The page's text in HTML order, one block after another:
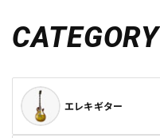
CATEGORY
エレキギター